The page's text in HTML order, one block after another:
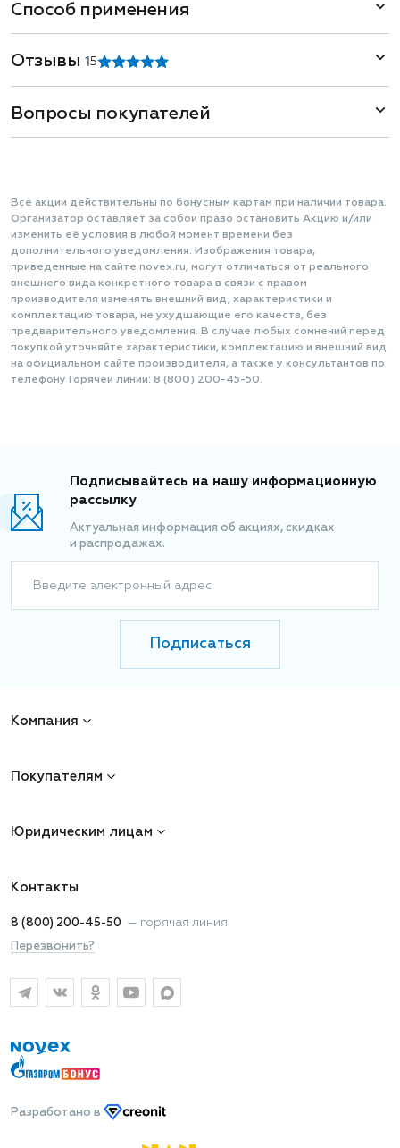
Способ применения
Отзывы1 5
Вопросы покупателей
Все акции действительны по бонусным картам при наличии товара.
Организатор оставляет за собой право остановить Акцию и/или
изменить её условия в любой момент времени без
дополнительного уведомления. Изображения товара,
приведенные на сайте novex.ru, могут отличаться от реального
внешнего вида конкретного товара в связи с правом
производителя изменять внешний вид, характеристики и
комплектацию товара, не ухудшающие его качеств, без
предварительного уведомления. В случае любых сомнений перед
покупкой уточняйте характеристики, комплектацию и внешний вид
на официальном сайте производителя, а также у консультантов по
телефону Горячей линии: 8 (800) 200-45-50.
Подписывайтесь на нашу информационную
рассылку
Актуальная информация об акциях, скидках
и распродажах.
Введите электронный адрес
Подписаться
Компания
Покупателям
Юридическим лицам
Контакты
8 (800) 200-45-50 — горячая линия
Перезвонить?
Разработано в